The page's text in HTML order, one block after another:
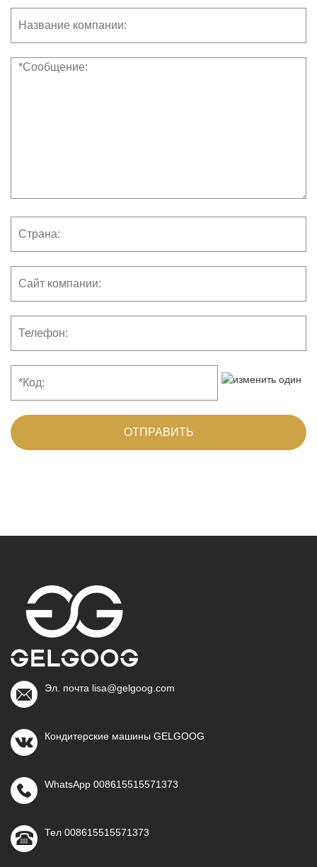
ОТПРАВИТЬ
Эл. почта lisa@gelgoog.com
Кондитерские машины GELGOOG
WhatsApp 008615515571373
Тел 008615515571373